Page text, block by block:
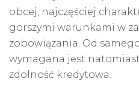
obcej, najczęściej
gorszymi warunkami w
zobowiązania. Od
wymagana jest natomiast
zdolność kredytowa.